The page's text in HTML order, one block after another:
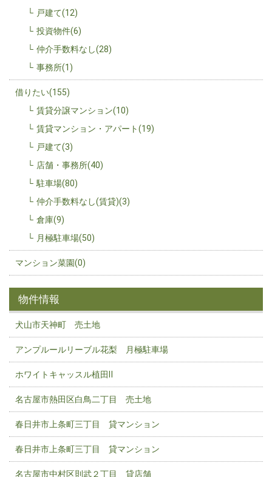
戸建て(12)
投資物件(6)
仲介手数料なし(28)
事務所(1)
借りたい(155)
賃貸分譲マンション(10)
賃貸マンション・アパート(19)
戸建て(3)
店舗・事務所(40)
駐車場(80)
仲介手数料なし(賃貸)(3)
倉庫(9)
月極駐車場(50)
マンション菜園(0)
物件情報
犬山市天神町 売土地
アンプルールリーブル花梨 月極駐車場
ホワイトキャッスル植田Ⅱ
名古屋市熱田区白鳥二丁目 売土地
春日井市上条町三丁目 貸マンション
春日井市上条町三丁目 貸マンション
名古屋市中村区則武２丁目 貸店舗